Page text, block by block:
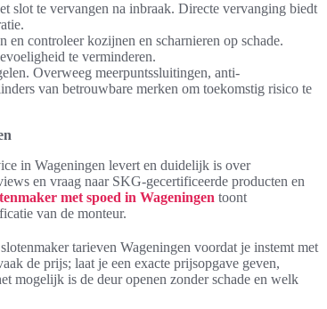
slot te vervangen na inbraak. Directe vervanging biedt
en controleer kozijnen en scharnieren op schade.
te verminderen.
Overweeg meerpuntssluitingen, anti-
van betrouwbare merken om toekomstig risico te
in Wageningen levert en duidelijk is over
en vraag naar SKG-gecertificeerde producten en
met spoed in Wageningen toont
van de monteur.
tarieven Wageningen voordat je instemt met
de prijs; laat je een exacte prijsopgave geven,
mogelijk is de deur openen zonder schade en welk